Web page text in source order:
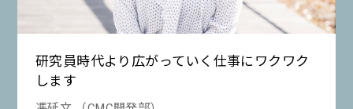
研究員時代より広がっていく仕事にワクワク
します